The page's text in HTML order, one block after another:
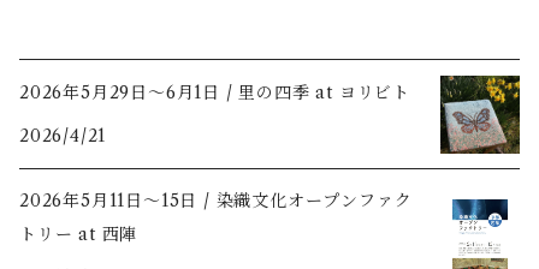
2026年5月29日〜6月1日 / 里の四季 at ヨリビト
2026/4/21
2026年5月11日〜15日 / 染織文化オープンファク
トリー at 西陣